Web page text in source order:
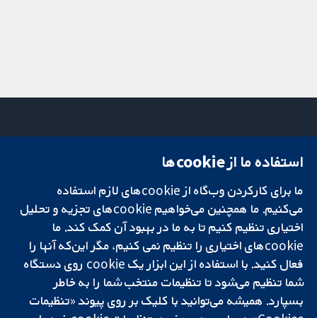
تحقیقات قابل
اعتماد.
تصمیم‌گیری آگاهانه.
سلامت بهتر.
میدان کاوندیش
لندن
W1G 0AN
بریتانیا
دفتر رسانه‌ای
درباره ما
فرصت‌های
شغلی
Cochrane
Library
استفاده ما از cookie‌ها
ما برای کارکردن وب‌گاه از cookie‌های لازم استفاده
می‌کنیم. ما همچنین می‌خواهیم cookie‌های تجزیه و تحلیل
اختیاری تنظیم کنیم تا به ما در بهبود آن کمک کند. ما
cookie‌های اختیاری را تنظیم نمی کنیم، مگر این‌که آنها را
فعال کنید. با استفاده از این ابزار یک cookie‌ روی دستگاه
شما تنظیم می‌شود تا تنظیمات منتخب شما را به خاطر
بسپارد. همیشه می‌توانید با کلیک بر روی پیوند «تنظیمات